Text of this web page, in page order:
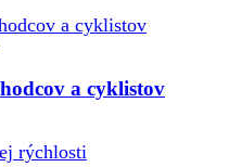
a cyklistov